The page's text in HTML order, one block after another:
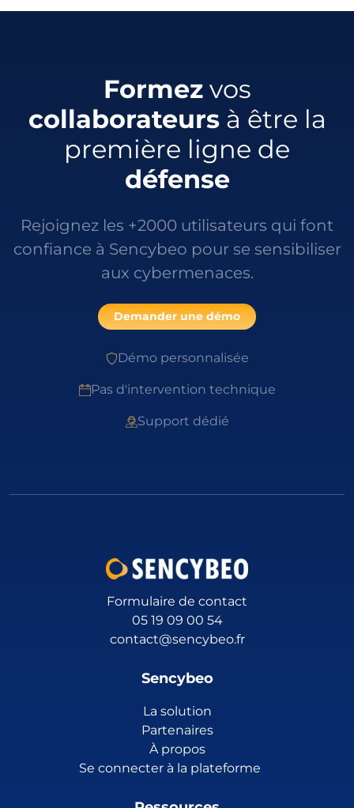
Formezvos
collaborateursà être la
première ligne de
défense
Rejoignez les +2000 utilisateurs qui font
confiance à Sencybeo pour se sensibiliser
aux cybermenaces.
Demander une démo
Démo personnalisée
Pas d'intervention technique
Support dédié
Formulaire de contact
05 19 09 00 54
contact@sencybeo.fr
Sencybeo
La solution
Partenaires
À propos
Se connecter à la plateforme